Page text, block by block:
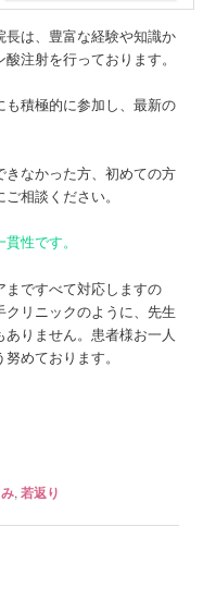
は、豊富な経験や知識か
注射を行っております。
も積極的に参加し、最新の
きなかった方、初めての方
相談ください。
性です。
まですべて対応しますの
リニックのように、先生
りません。患者様お一人
めております。
,若返り